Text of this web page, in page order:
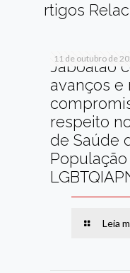
rtigos
11 de outubro de
Jaboatão
avanços e
respeito
de Saúde
População
Leia